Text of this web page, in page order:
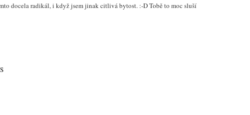
docela radikál, i když jsem jinak citlivá bytost. :-D Tobě to moc sluší